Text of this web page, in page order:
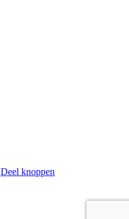
Deel
Deel knoppen